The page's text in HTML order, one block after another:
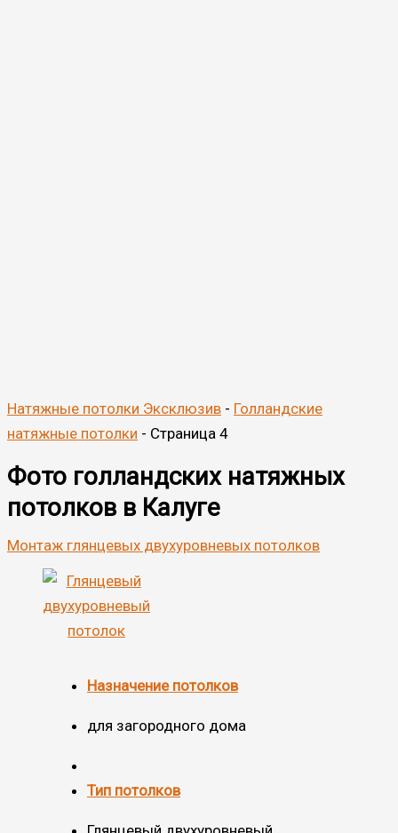
Натяжные потолки Эксклюзив - Голландские
натяжные потолки - Страница 4
Фото голландских натяжных
потолков в Калуге
Монтаж глянцевых двухуровневых потолков
Назначение потолков
для загородного дома
Тип потолков